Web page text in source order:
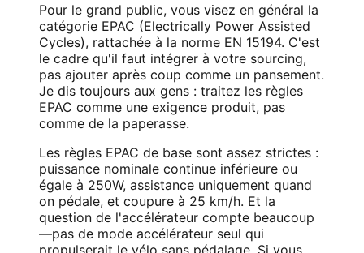
Pour le grand public, vous visez en général la
catégorie EPAC (Electrically Power Assisted
Cycles), rattachée à la norme EN 15194. C'est
le cadre qu'il faut intégrer à votre sourcing,
pas ajouter après coup comme un pansement.
Je dis toujours aux gens : traitez les règles
EPAC comme une exigence produit, pas
comme de la paperasse.
Les règles EPAC de base sont assez strictes :
puissance nominale continue inférieure ou
égale à 250W, assistance uniquement quand
on pédale, et coupure à 25 km/h. Et la
question de l'accélérateur compte beaucoup
—pas de mode accélérateur seul qui
propulserait le vélo sans pédalage. Si vous